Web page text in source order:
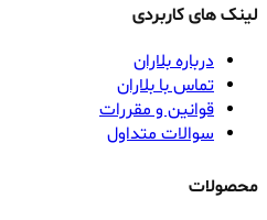
لینک های کاربردی
درباره بلاران
تماس با بلاران
قوانین و مقررات
سوالات متداول
محصولات